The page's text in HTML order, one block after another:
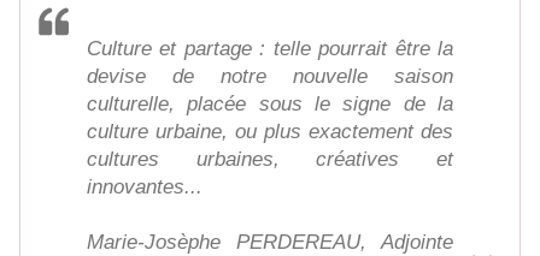
Culture et partage : telle pourrait être la
devise de notre nouvelle saison
culturelle, placée sous le signe de la
culture urbaine, ou plus exactement des
cultures urbaines, créatives et
innovantes...
Marie-Josèphe PERDEREAU, Adjointe